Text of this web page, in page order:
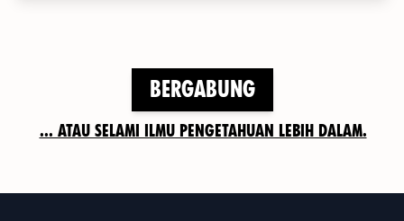
Bergabung
... atau selami ilmu pengetahuan lebih dalam.